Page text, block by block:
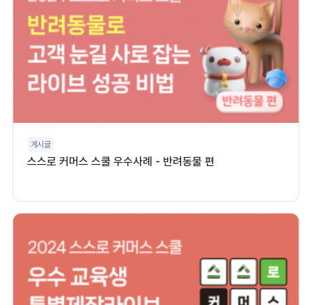
게시글
스스로 커머스 스쿨 우수사례 - 반려동물 편